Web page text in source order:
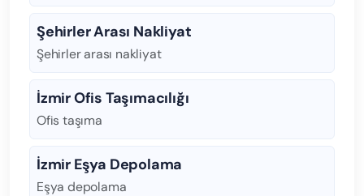
Şehirler Arası Nakliyat
Şehirler arası nakliyat
İzmir Ofis Taşımacılığı
Ofis taşıma
İzmir Eşya Depolama
Eşya depolama